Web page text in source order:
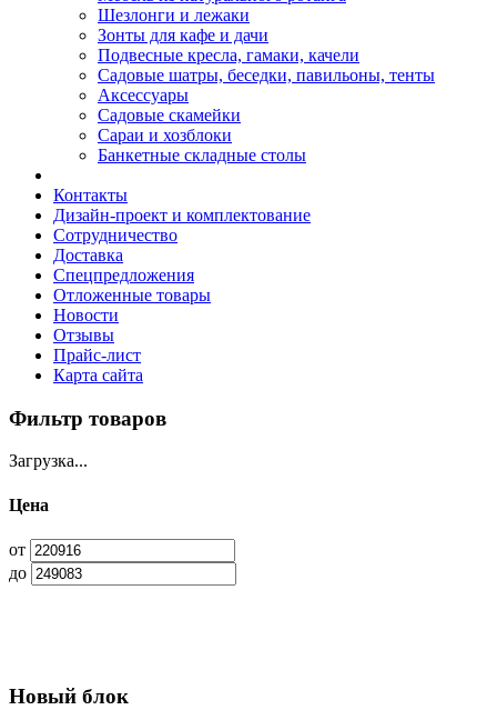
Шезлонги и лежаки
Зонты для кафе и дачи
Подвесные кресла, гамаки, качели
Садовые шатры, беседки, павильоны, тенты
Аксессуары
Садовые скамейки
Сараи и хозблоки
Банкетные складные столы
Контакты
Дизайн-проект и комплектование
Сотрудничество
Доставка
Спецпредложения
Отложенные товары
Новости
Отзывы
Прайс-лист
Карта сайта
Фильтр товаров
Загрузка...
Цена
от
до
Новый блок